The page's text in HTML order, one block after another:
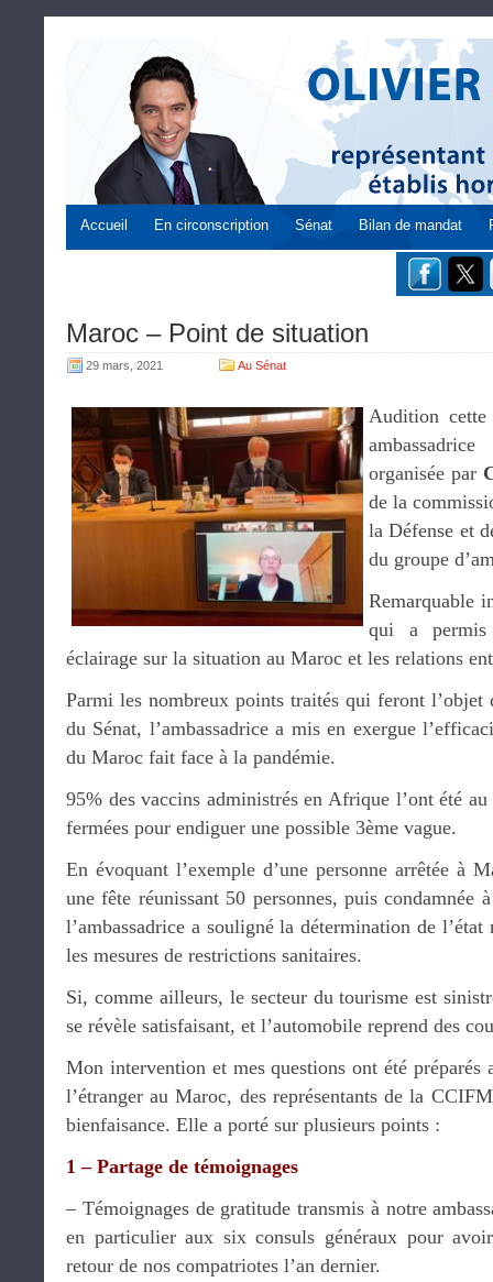
Accueil En circonscription Sénat Bilan de mandat
Maroc – Point de situation
29 mars, 2021 Au Sénat
Audition cette
organisée par
de la
la Défense et
du groupe
Remarquable
qui a permis
éclairage sur la situation au Maroc et les relations
Parmi les nombreux points traités qui feront l’objet
du Sénat, l’ambassadrice a mis en exergue
du Maroc fait face à la pandémie.
95% des vaccins administrés en Afrique l’ont été
fermées pour endiguer une possible 3ème vague.
En évoquant l’exemple d’une personne arrêtée à
une fête réunissant 50 personnes, puis condamnée
l’ambassadrice a souligné la détermination de
les mesures de restrictions sanitaires.
Si, comme ailleurs, le secteur du tourisme est
se révèle satisfaisant, et l’automobile reprend des
Mon intervention et mes questions ont été préparés
l’étranger au Maroc, des représentants de la
bienfaisance. Elle a porté sur plusieurs points :
1 – Partage de témoignages
– Témoignages de gratitude transmis à notre
en particulier aux six consuls généraux pour
retour de nos compatriotes l’an dernier.